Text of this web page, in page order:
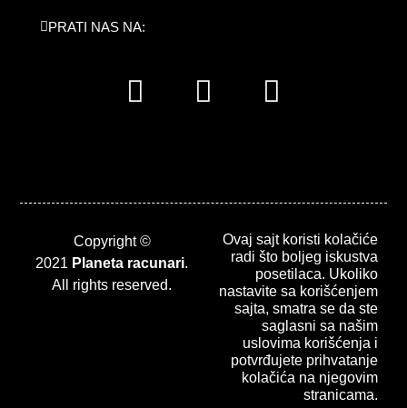
PRATI NAS NA:
a
o
o
k
n
g
m
i
d
i
n
Copyright ©
2021 Planeta racunari.
All rights reserved.
Ovaj sajt koristi kolačiće
radi što boljeg iskustva
posetilaca. Ukoliko
nastavite sa korišćenjem
sajta, smatra se da ste
saglasni sa našim
uslovima korišćenja i
potvrđujete prihvatanje
kolačića na njegovim
stranicama.